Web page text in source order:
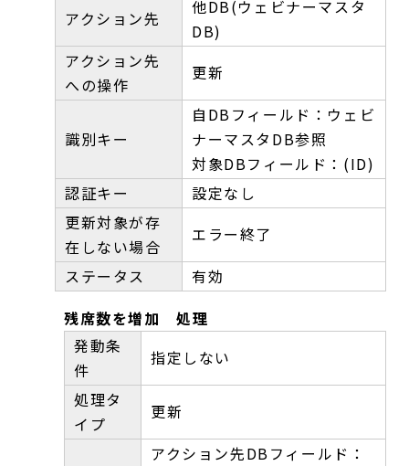
アクション先
他DB(ウェビナーマスタ
DB)
アクション先
への操作
更新
識別キー
自DBフィールド：ウェビ
ナーマスタDB参照
対象DBフィールド：(ID)
認証キー
設定なし
更新対象が存
在しない場合
エラー終了
ステータス
有効
残席数を増加 処理
発動条
件
指定しない
処理タ
イプ
更新
アクション先DBフィールド：